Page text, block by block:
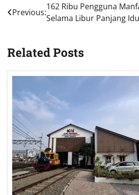
Post
navigation
Previous:
162 Ribu Pengguna
Selama Libur Panjang
Related Posts